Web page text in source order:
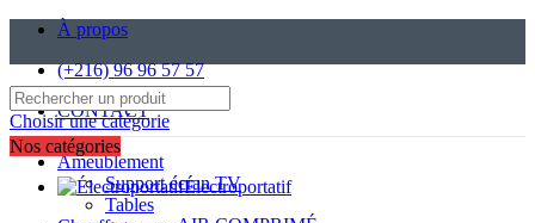
À propos
(+216) 96 96 57 57
CONTACT
Choisir une catégorie
Ameublement
Support écran TV
Tables
Nos catégories
Électroportatif